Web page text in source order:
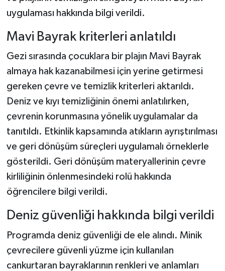
uygulaması hakkında bilgi verildi.
Mavi Bayrak kriterleri anlatıldı
Gezi sırasında çocuklara bir plajın Mavi Bayrak
almaya hak kazanabilmesi için yerine getirmesi
gereken çevre ve temizlik kriterleri aktarıldı.
Deniz ve kıyı temizliğinin önemi anlatılırken,
çevrenin korunmasına yönelik uygulamalar da
tanıtıldı. Etkinlik kapsamında atıkların ayrıştırılması
ve geri dönüşüm süreçleri uygulamalı örneklerle
gösterildi. Geri dönüşüm materyallerinin çevre
kirliliğinin önlenmesindeki rolü hakkında
öğrencilere bilgi verildi.
Deniz güvenliği hakkında bilgi verildi
Programda deniz güvenliği de ele alındı. Minik
çevrecilere güvenli yüzme için kullanılan
cankurtaran bayraklarının renkleri ve anlamları